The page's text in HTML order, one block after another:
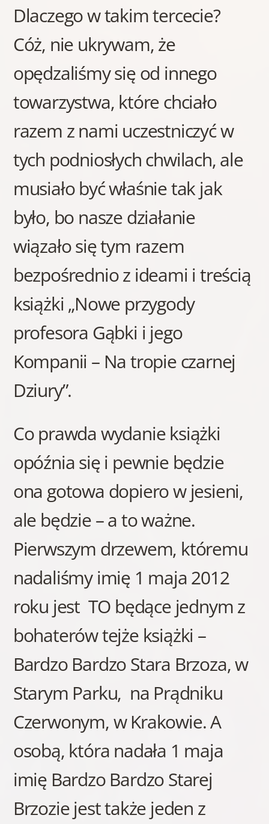
Dlaczego w takim tercecie?
Cóż, nie ukrywam, że
opędzaliśmy się od innego
towarzystwa, które chciało
razem z nami uczestniczyć w
tych podniosłych chwilach, ale
musiało być właśnie tak jak
było, bo nasze działanie
wiązało się tym razem
bezpośrednio z ideami i treścią
książki „Nowe przygody
profesora Gąbki i jego
Kompanii – Na tropie czarnej
Dziury”.
Co prawda wydanie książki
opóźnia się i pewnie będzie
ona gotowa dopiero w jesieni,
ale będzie – a to ważne.
Pierwszym drzewem, któremu
nadaliśmy imię 1 maja 2012
roku jest TO będące jednym z
bohaterów tejże książki –
Bardzo Bardzo Stara Brzoza, w
Starym Parku, na Prądniku
Czerwonym, w Krakowie. A
osobą, która nadała 1 maja
imię Bardzo Bardzo Starej
Brzozie jest także jeden z